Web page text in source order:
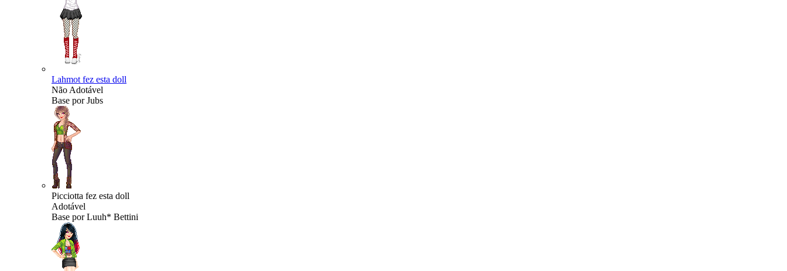
Lahmot fez esta doll
Não Adotável
Base por Jubs
Picciotta fez esta doll
Adotável
Base por Luuh* Bettini